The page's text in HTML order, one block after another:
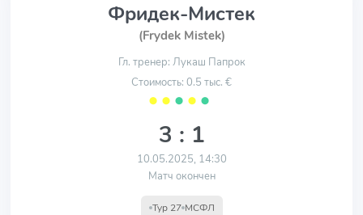
Фридек-Мистек
(Frydek Mistek)
Гл. тренер: Лукаш Папрок
Стоимость: 0.5 тыс. €
⬤ ⬤ ⬤ ⬤ ⬤
3 : 1
10.05.2025, 14:30
Матч окончен
Тур 27 МСФЛ